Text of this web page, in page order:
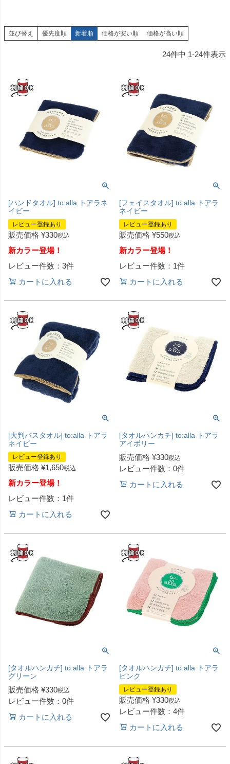
並び替え 優先度順 新着順 価格が安い順 価格が高い順
24件中 1-24件表示
[ハンドタオル] to:alla トアラネ
イビー
レビュー登録あり
販売価格 ¥330税込
新カラー登場！
レビュー件数：3件
カートに入れる
[フェイスタオル] to:alla トアラ
ネイビー
レビュー登録あり
販売価格 ¥550税込
新カラー登場！
レビュー件数：1件
カートに入れる
[大判バスタオル] to:alla トアラ
ネイビー
レビュー登録あり
販売価格 ¥1,650税込
新カラー登場！
レビュー件数：1件
カートに入れる
[タオルハンカチ] to:alla トアラ
アイボリー
販売価格 ¥330税込
レビュー件数：0件
カートに入れる
[タオルハンカチ] to:alla トアラ
グリーン
販売価格 ¥330税込
レビュー件数：0件
カートに入れる
[タオルハンカチ] to:alla トアラ
ピンク
レビュー登録あり
販売価格 ¥330税込
レビュー件数：4件
カートに入れる